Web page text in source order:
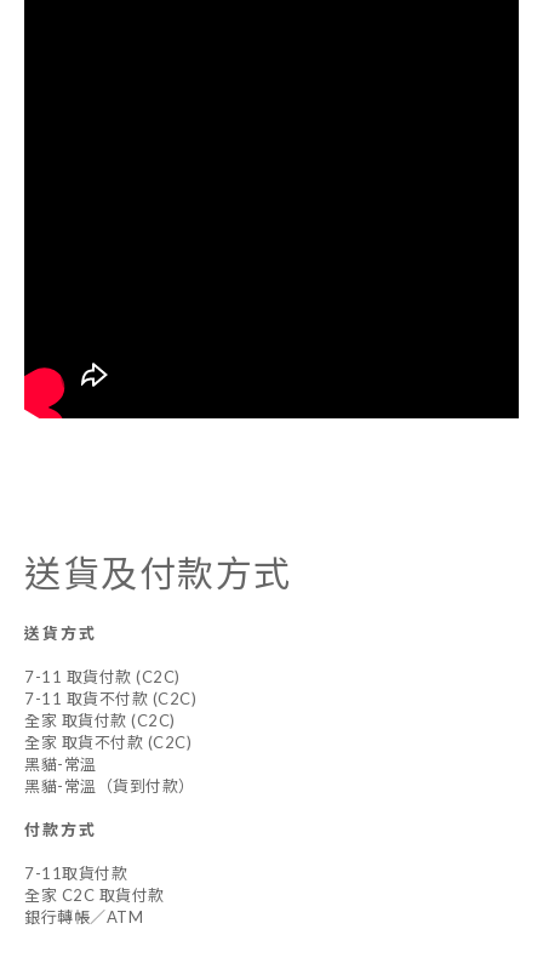
送貨及付款方式
送貨方式
7-11 取貨付款 (C2C)
7-11 取貨不付款 (C2C)
全家 取貨付款 (C2C)
全家 取貨不付款 (C2C)
黑貓-常溫
黑貓-常溫（貨到付款）
付款方式
7-11取貨付款
全家 C2C 取貨付款
銀行轉帳／ATM